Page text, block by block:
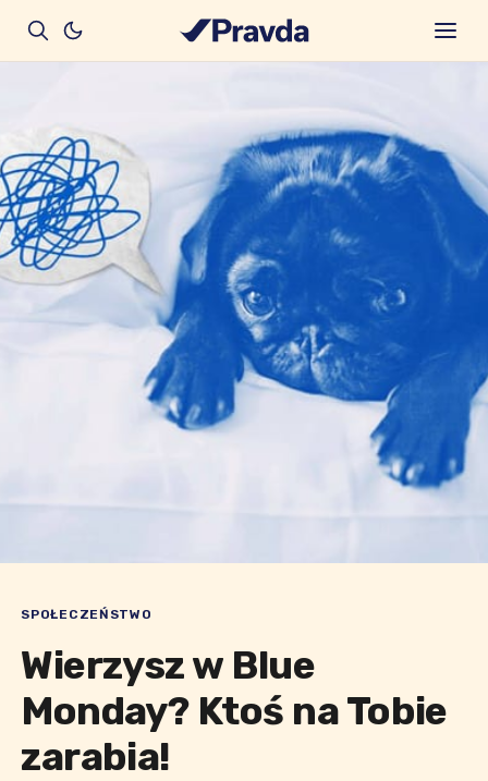
SPOŁECZEŃSTWO
Wierzysz w Blue
Monday? Ktoś na Tobie
zarabia!